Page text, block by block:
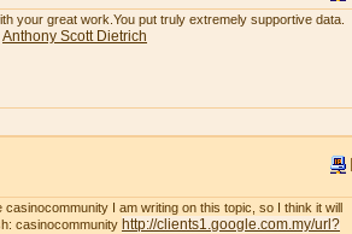
your great work.You put truly extremely supportive data.
Anthony Scott Dietrich
I am writing on this topic, so I think it will
casinocommunity http://clients1.google.com.my/url?